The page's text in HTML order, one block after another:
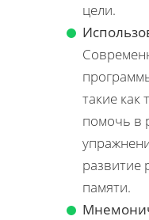
цели.
такие как
помочь в
развитие
памяти.